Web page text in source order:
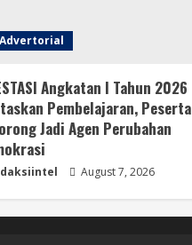
Advertorial
Angkatan I Tahun 2026
Pembelajaran, Peserta
Jadi Agen Perubahan
August 7, 2026